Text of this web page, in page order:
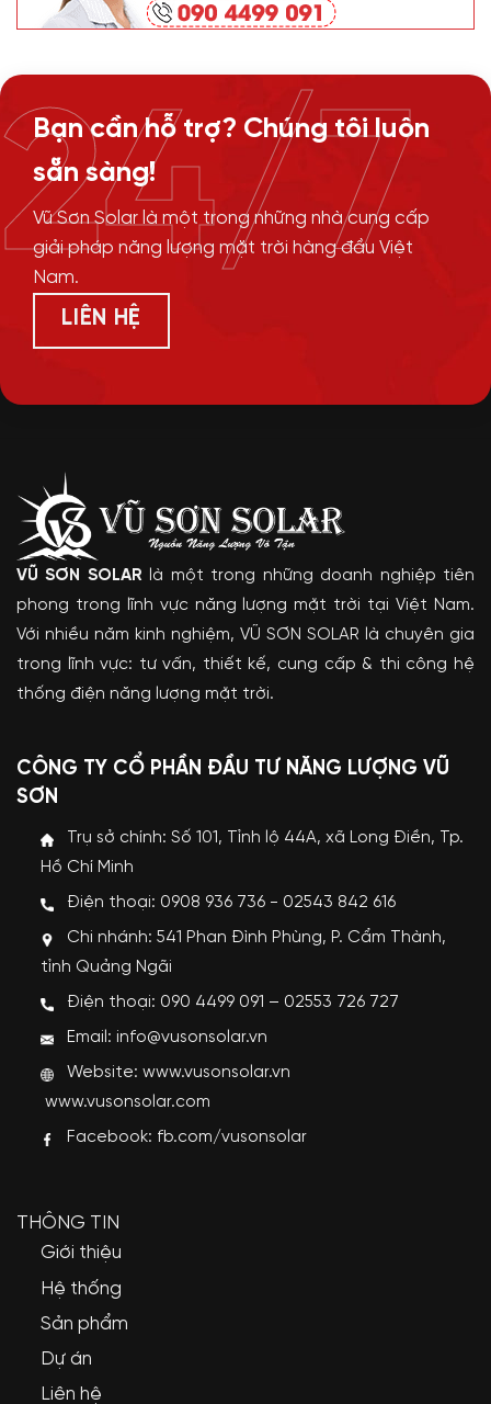
Bạn cần hỗ trợ? Chúng tôi luôn
sẵn sàng!
Vũ Sơn Solar là một trong những nhà cung cấp
giải pháp năng lượng mặt trời hàng đầu Việt
Nam.
LIÊN HỆ
24/7
VŨ SƠN SOLAR là một trong những doanh nghiệp tiên
phong trong lĩnh vực năng lượng mặt trời tại Việt Nam.
Với nhiều năm kinh nghiệm, VŨ SƠN SOLAR là chuyên gia
trong lĩnh vực: tư vấn, thiết kế, cung cấp & thi công hệ
thống điện năng lượng mặt trời.
CÔNG TY CỔ PHẦN ĐẦU TƯ NĂNG LƯỢNG VŨ
SƠN
Trụ sở chính: Số 101, Tỉnh lộ 44A, xã Long Điền, Tp.
Hồ Chí Minh
Điện thoại: 0908 936 736 - 02543 842 616
Chi nhánh: 541 Phan Đình Phùng, P. Cẩm Thành,
tỉnh Quảng Ngãi
Điện thoại: 090 4499 091 – 02553 726 727
Email: info@vusonsolar.vn
Website:www.vusonsolar.vn
www.vusonsolar.com
Facebook: fb.com/vusonsolar
THÔNG TIN
Giới thiệu
Hệ thống
Sản phẩm
Dự án
Liên hệ